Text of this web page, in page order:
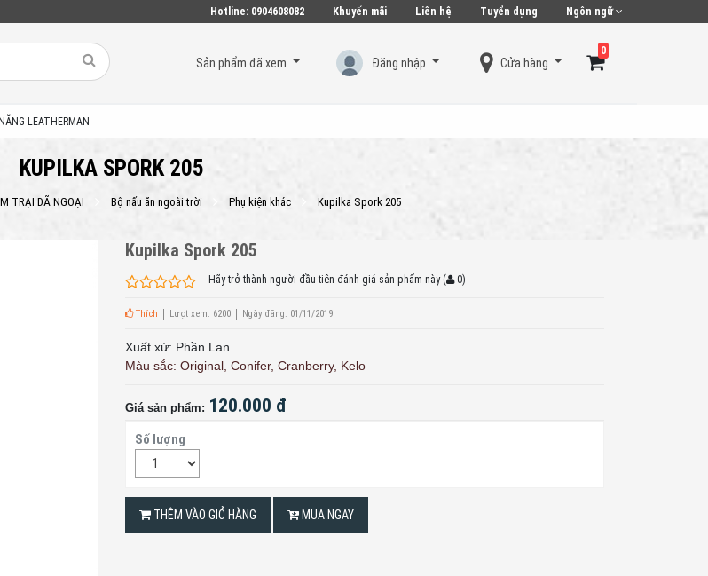
Hotline: 0904608082 Khuyến mãi Liên hệ Tuyển dụng Ngôn ngữ
Sản phẩm đã xem Đăng nhập Cửa hàng
0
LEATHERMAN
KUPILKA SPORK 205
TRẠI DÃ NGOẠI Bộ nấu ăn ngoài trời Phụ kiện khác Kupilka Spork 205
Kupilka Spork 205
Hãy trở thành người đầu tiên đánh giá sản phẩm này ( 0)
Thích Lượt xem: 6200 Ngày đăng: 01/11/2019
Xuất xứ: Phần Lan
Màu sắc: Original, Conifer, Cranberry, Kelo
Giá sản phẩm: 120.000 đ
Số lượng
THÊM VÀO GIỎ HÀNG MUA NGAY